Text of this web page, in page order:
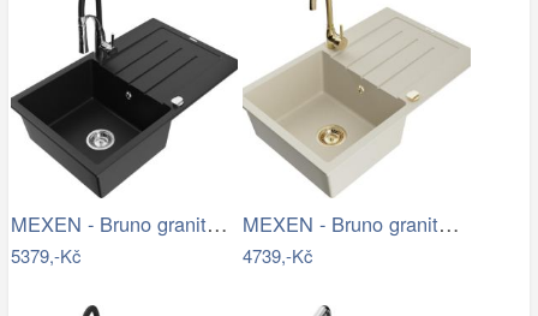
MEXEN - Bruno granitový dřez s…
5379,-Kč
MEXEN - Bruno granitový dřez s…
4739,-Kč